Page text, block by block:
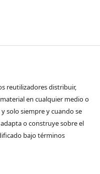
reutilizadores distribuir,
en cualquier medio o
solo siempre y cuando se
o construye sobre el
bajo términos